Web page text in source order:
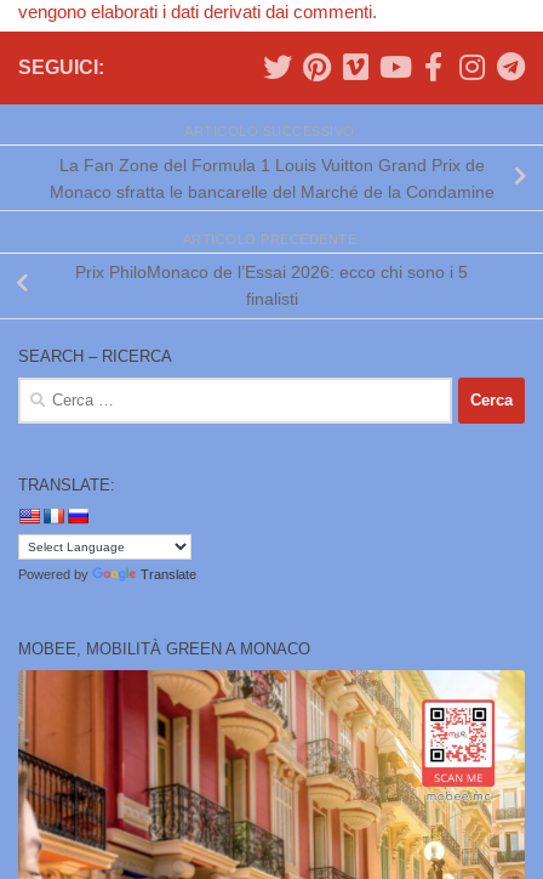
vengono elaborati i dati derivati dai commenti.
SEGUICI:
ARTICOLO SUCCESSIVO
La Fan Zone del Formula 1 Louis Vuitton Grand Prix de
Monaco sfratta le bancarelle del Marché de la Condamine
ARTICOLO PRECEDENTE
Prix PhiloMonaco de l’Essai 2026: ecco chi sono i 5
finalisti
SEARCH – RICERCA
Ricerca
TRANSLATE:
Powered by Translate
MOBEE, MOBILITÀ GREEN A MONACO